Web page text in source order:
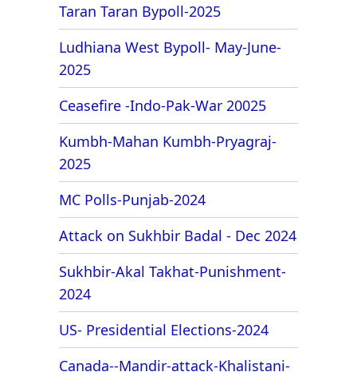
Taran Taran Bypoll-2025
Ludhiana West Bypoll- May-June-
2025
Ceasefire -Indo-Pak-War 20025
Kumbh-Mahan Kumbh-Pryagraj-
2025
MC Polls-Punjab-2024
Attack on Sukhbir Badal - Dec 2024
Sukhbir-Akal Takhat-Punishment-
2024
US- Presidential Elections-2024
Canada--Mandir-attack-Khalistani-